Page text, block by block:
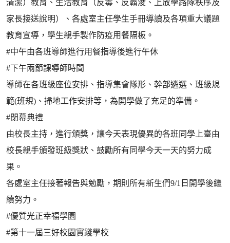
清潔）教育、生活教育（反毒、反霸淩、上放學路隊秩序及
家長接送說明）、各處室主任學生手冊導讀及各項重大議題
教育宣導，學生親手製作防疫用餐隔板。
#中午由各班導師進行用餐指導後進行午休
#下午兩節課導師時間
導師在各班級座位安排、指導集會隊形、幹部遴選、班級規
範(班規)、掃地工作安排等，為開學做了充足的準備。
#閉幕典禮
由校長主持，進行頒獎，讓今天表現優異的各班同學上臺由
校長親手頒發班級獎狀、鼓勵所有同學今天一天的努力成
果。
各處室主任接著報告與勉勵，期則所有新生們9/1日開學後繼
續努力。
#優質光正幸福學園
#第十一屆三好校園實踐學校